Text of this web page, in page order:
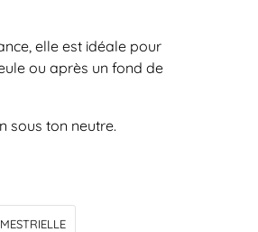
elle est idéale pour
ou après un fond de
sous ton neutre.